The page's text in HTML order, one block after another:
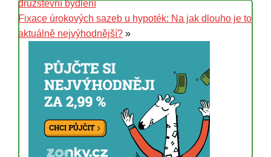
družstevní bydlení
Fixace úrokových sazeb u hypoték: Na jak dlouho je to
aktuálně nejvýhodnější? »